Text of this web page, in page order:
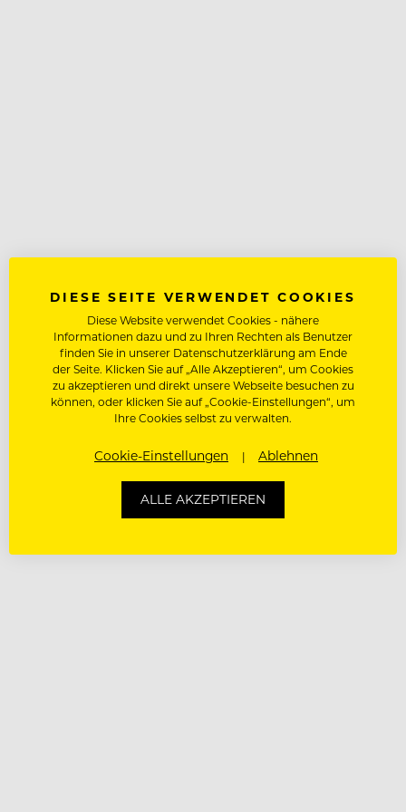
DIESE SEITE VERWENDET COOKIES
Diese Website verwendet Cookies - nähere
Informationen dazu und zu Ihren Rechten als Benutzer
finden Sie in unserer Datenschutzerklärung am Ende
der Seite. Klicken Sie auf „Alle Akzeptieren“, um Cookies
zu akzeptieren und direkt unsere Webseite besuchen zu
können, oder klicken Sie auf „Cookie-Einstellungen“, um
Ihre Cookies selbst zu verwalten.
Cookie-Einstellungen Ablehnen
ALLE AKZEPTIEREN